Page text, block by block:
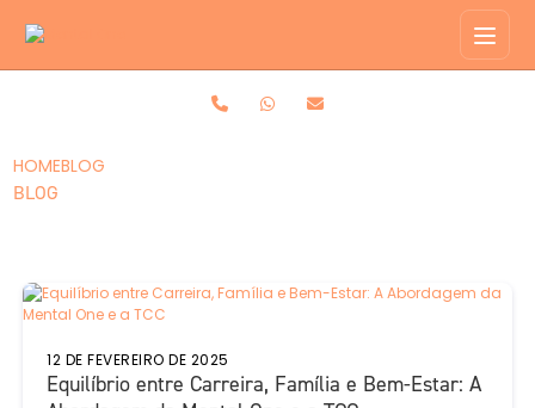
HOMEBLOG
BLOG
Equilíbrio entre Carreira, Família e Bem-Estar: A
12 DE FEVEREIRO DE 2025